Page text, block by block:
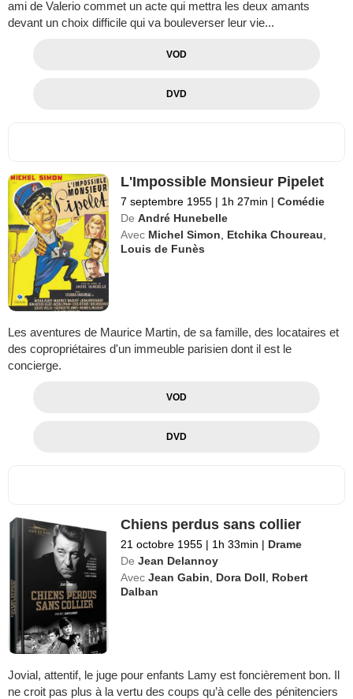
ami de Valerio commet un acte qui mettra les deux amants
devant un choix difficile qui va bouleverser leur vie...
VOD
DVD
L'Impossible Monsieur Pipelet
7 septembre 1955 | 1h 27min | Comédie
De André Hunebelle
Avec Michel Simon Etchika Choureau
Louis de Funès
Les aventures de Maurice Martin, de sa famille, des locataires et
des copropriétaires d'un immeuble parisien dont il est le
concierge.
VOD
DVD
Chiens perdus sans collier
21 octobre 1955 | 1h 33min | Drame
De Jean Delannoy
Avec Jean Gabin Dora Doll
Robert
Dalban
Jovial, attentif, le juge pour enfants Lamy est foncièrement bon. Il
ne croit pas plus à la vertu des coups qu’à celle des pénitenciers